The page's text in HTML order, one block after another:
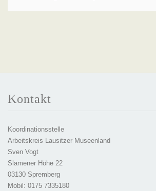
Kontakt
Koordinationsstelle
Arbeitskreis Lausitzer Museenland
Sven Vogt
Slamener Höhe 22
03130 Spremberg
Mobil: 0175 7335180